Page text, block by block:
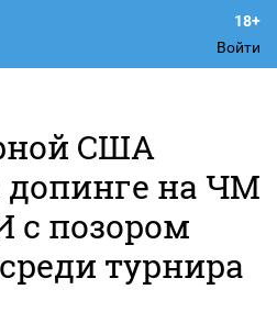
Войти
США
на ЧМ
с позором
турнира